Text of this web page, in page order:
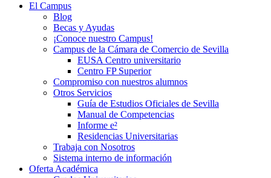
El Campus
Blog
Becas y Ayudas
¡Conoce nuestro Campus!
Campus de la Cámara de Comercio de Sevilla
EUSA Centro universitario
Centro FP Superior
Compromiso con nuestros alumnos
Otros Servicios
Guía de Estudios Oficiales de Sevilla
Manual de Competencias
Informe e²
Residencias Universitarias
Trabaja con Nosotros
Sistema interno de información
Oferta Académica